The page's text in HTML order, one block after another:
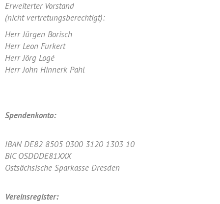
Erweiterter Vorstand
(nicht vertretungsberechtigt):
Herr Jürgen Borisch
Herr Leon Furkert
Herr Jörg Logé
Herr John Hinnerk Pahl
Spendenkonto:
IBAN DE82 8505 0300 3120 1303 10
BIC OSDDDE81XXX
Ostsächsische Sparkasse Dresden
Vereinsregister: